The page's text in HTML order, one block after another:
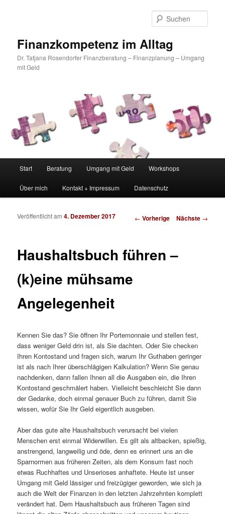
Finanzkompetenz im Alltag
Dr. Tatjana Rosendorfer Finanzberatung – Finanzplanung – Umgang
mit Geld
Zum Inhalt wechseln
Zum sekundären Inhalt wechseln
Start Beratung Umgang mit Geld Workshops
Über mich Kontakt + Impressum Datenschutz
Artikelnavigation
← Vorherige Nächste →
Haushaltsbuch führen –
(k)eine mühsame
Angelegenheit
Veröffentlicht am4. Dezember 2017
Kennen Sie das? Sie öffnen Ihr Portemonnaie und stellen fest,
dass weniger Geld drin ist, als Sie dachten. Oder Sie checken
Ihren Kontostand und fragen sich, warum Ihr Guthaben geringer
ist als nach Ihrer überschlägigen Kalkulation? Wenn Sie genau
nachdenken, dann fallen Ihnen all die Ausgaben ein, die Ihren
Kontostand geschmälert haben. Vielleicht beschleicht Sie dann
der Gedanke, doch einmal genauer Buch zu führen, damit Sie
wissen, wofür Sie Ihr Geld eigentlich ausgeben.
Aber das gute alte Haushaltsbuch verursacht bei vielen
Menschen erst einmal Widerwillen. Es gilt als altbacken, spießig,
anstrengend, langweilig und öde, denn es erinnert uns an die
Sparnormen aus früheren Zeiten, als dem Konsum fast noch
etwas Ruchhaftes und Unserioses anhaftete. Heute ist unser
Umgang mit Geld lässiger und freizügiger geworden, wie sich ja
auch die Welt der Finanzen in den letzten Jahrzehnten komplett
verändert hat. Dem Haushaltsbuch aus früheren Tagen sind